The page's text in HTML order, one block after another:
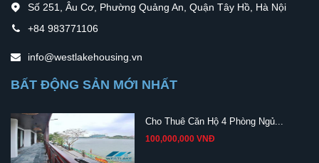
Số 251, Âu Cơ, Phường Quảng An, Quận Tây Hồ, Hà Nội
+84 983771106
info@westlakehousing.vn
BẤT ĐỘNG SẢN MỚI NHẤT
Cho Thuê Căn Hộ 4 Phòng Ngủ...
100,000,000 VNĐ